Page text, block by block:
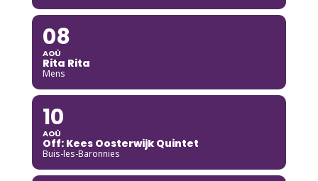
08
AOÛ
Rita Rita
Mens
10
AOÛ
Off: Kees Oosterwijk Quintet
Buis-les-Baronnies